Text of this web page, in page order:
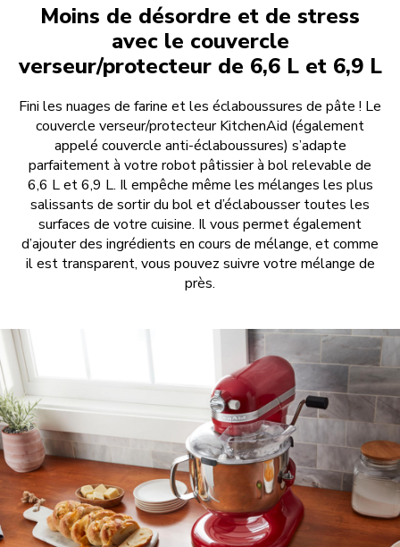
Moins de désordre et de stress
avec le couvercle
verseur/protecteur de 6,6 L et 6,9 L
Fini les nuages de farine et les éclaboussures de pâte ! Le
couvercle verseur/protecteur KitchenAid (également
appelé couvercle anti-éclaboussures) s’adapte
parfaitement à votre robot pâtissier à bol relevable de
6,6 L et 6,9 L. Il empêche même les mélanges les plus
salissants de sortir du bol et d’éclabousser toutes les
surfaces de votre cuisine. Il vous permet également
d’ajouter des ingrédients en cours de mélange, et comme
il est transparent, vous pouvez suivre votre mélange de
près.